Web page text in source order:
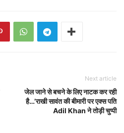
Next article
जेल जाने से बचने के लिए नाटक कर रही
है…’राखी सावंत की बीमारी पर एक्स पति
Adil Khan ने तोड़ी चुप्पी